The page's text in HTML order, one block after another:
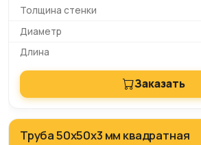
Заказать
Труба 50x50х3 мм квадратная